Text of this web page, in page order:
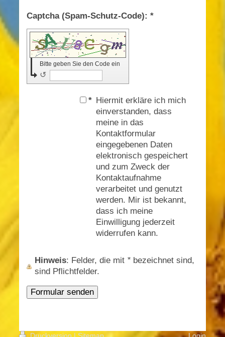
Captcha (Spam-Schutz-Code): *
Bitte geben Sie den Code ein
↺
* Hiermit erkläre ich mich
einverstanden, dass
meine in das
Kontaktformular
eingegebenen Daten
elektronisch gespeichert
und zum Zweck der
Kontaktaufnahme
verarbeitet und genutzt
werden. Mir ist bekannt,
dass ich meine
Einwilligung jederzeit
widerrufen kann.
Hinweis : Felder, die mit * bezeichnet sind,
sind Pflichtfelder.